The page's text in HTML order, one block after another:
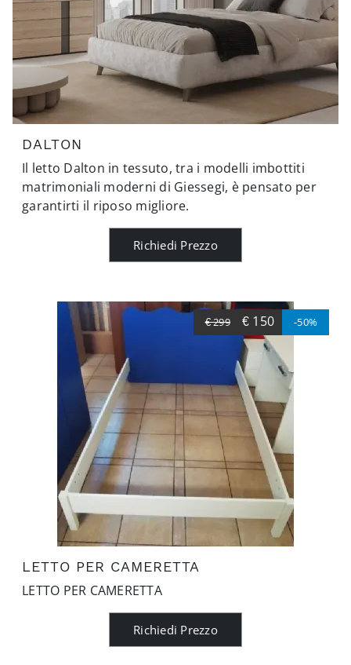
DALTON
Il letto Dalton in tessuto, tra i modelli imbottiti
matrimoniali moderni di Giessegi, è pensato per
garantirti il riposo migliore.
Richiedi Prezzo
LETTO PER CAMERETTA
LETTO PER CAMERETTA
Richiedi Prezzo
€ 299 € 150 -50%